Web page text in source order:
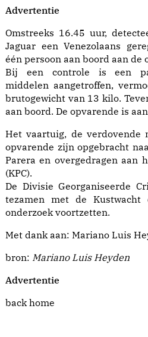
Advertentie
Omstreeks 16.45 uur,
Jaguar een Venezolaans
één persoon aan boord aan de
Bij een controle is een
middelen aangetroffen,
brutogewicht van 13 kilo.
aan boord. De opvarende is
Het vaartuig, de verdovende
opvarende zijn opgebracht
Parera en overgedragen aan
(KPC).
De Divisie Georganiseerde
tezamen met de
onderzoek voortzetten.
Met dank aan: Mariano Luis
bron: Mariano Luis Heyden
Advertentie
back home